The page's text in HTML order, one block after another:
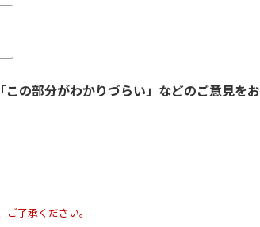
の部分がわかりづらい」などのご意見を
了承ください。